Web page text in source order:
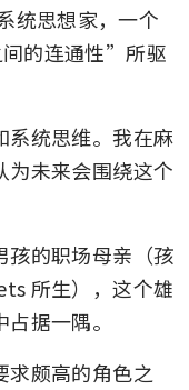
统思想家，一个
的连通性”所驱
系统思维。我在麻
为未来会围绕这个
孩的职场母亲（孩
所生），这个雄
据一隅。
求颇高的角色之